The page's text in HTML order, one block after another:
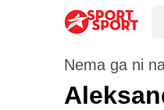
Nema ga ni